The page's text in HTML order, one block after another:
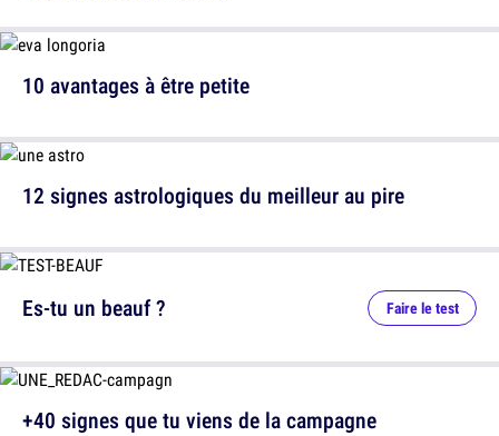
10 avantages à être petite
12 signes astrologiques du meilleur au pire
Es-tu un beauf ? Faire le test
+40 signes que tu viens de la campagne